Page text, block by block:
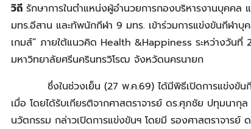
วิถี รักษาการในตำแหน่งผู้อำนวยการกองบริหารงานบุคค
มทร.อีสาน และทัพนักกีฬา 9 มทร. เข้าร่วมการแข่งขันกีฬา
เกมส์” ภายใต้แนวคิด Health &Happiness ระหว่างวั
มหาวิทยาลัยศรีนครินทรวิโรฒ จังหวัดนครนายก
ซึ่งในช่วงเย็น (27 พ.ค.69) ได้มีพิธีเปิดการแข่งขันกีฬ
เมื่อ โดยได้รับเกียรติจากศาสตราจารย์ ดร.ศุภชัย ปทุมนา
นวัตกรรม กล่าวเปิดการแข่งขันฯ โดยมี รองศาสตราจารย์